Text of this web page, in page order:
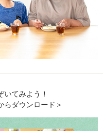
いてみよう！
らダウンロード＞